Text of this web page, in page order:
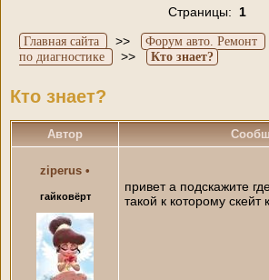
Страницы: 1
Главная сайта >> Форум авто. Ремонт
по диагностике
>> Кто знает?
Кто знает?
Автор
ziperus •
гайковёрт
привет а подскажите
такой к которому скейт